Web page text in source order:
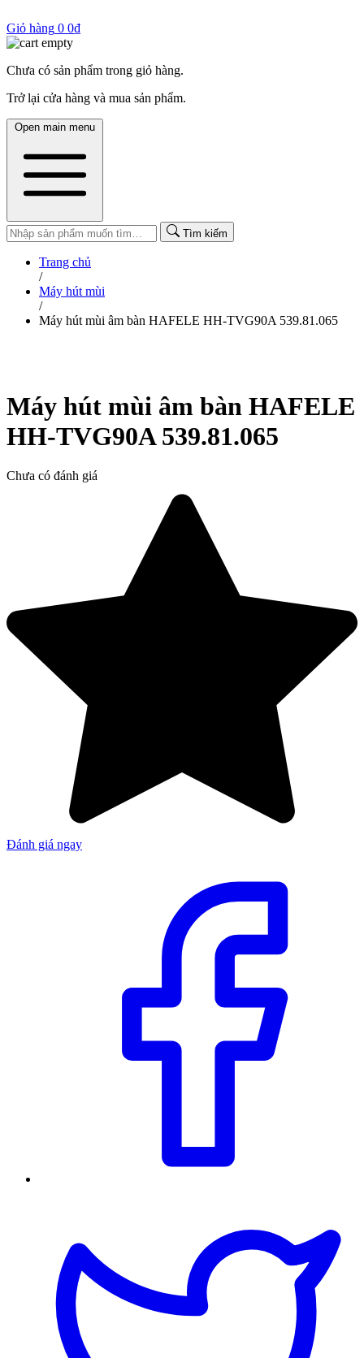
Giỏ hàng 0 0₫
Chưa có sản phẩm trong giỏ hàng.
Trở lại cửa hàng và mua sản phẩm.
Open main menu
Tìm kiếm
Trang chủ
/
Máy hút mùi
/
Máy hút mùi âm bàn HAFELE HH-TVG90A 539.81.065
Máy hút mùi âm bàn HAFELE
HH-TVG90A 539.81.065
Chưa có đánh giá
Đánh giá ngay